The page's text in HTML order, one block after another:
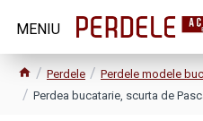
Perdele
Perdele modele
Perdea bucatarie, scurta de